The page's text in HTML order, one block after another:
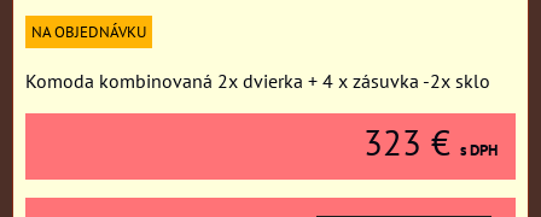
NA OBJEDNÁVKU
Komoda kombinovaná 2x dvierka + 4 x zásuvka -2x sklo
323 € s DPH